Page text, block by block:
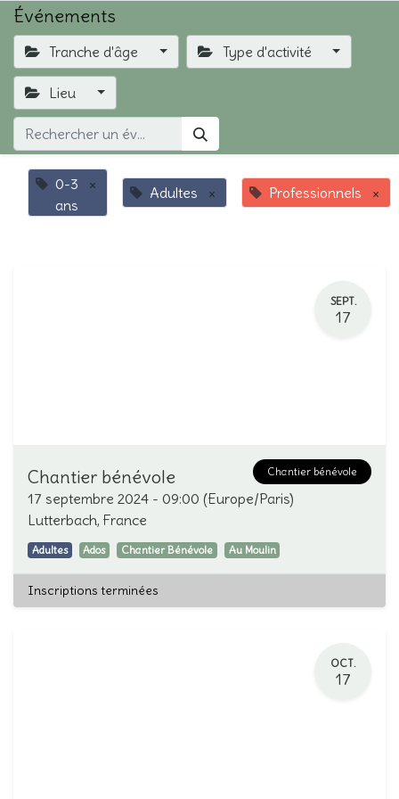
Événements
Tranche d'âge Type d'activité
Lieu
0-3
ans
× Adultes × Professionnels ×
SEPT.
17
Chantier bénévole
Chantier bénévole
17 septembre 2024 - 09:00 (Europe/Paris)
Lutterbach, France
Adultes Ados Chantier Bénévole Au Moulin
Inscriptions terminées
OCT.
17